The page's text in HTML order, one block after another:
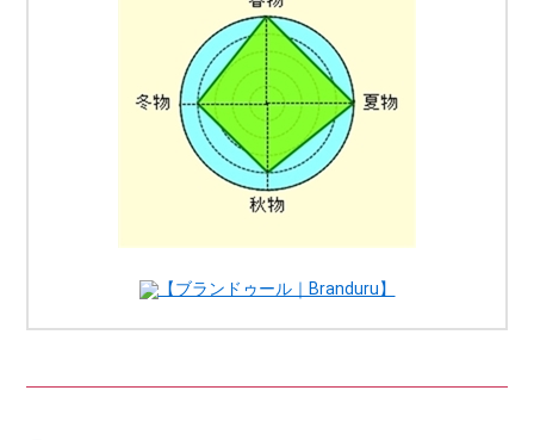
【ブランドゥール｜Branduru】